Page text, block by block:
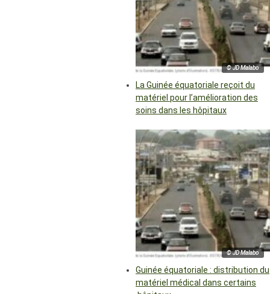
© JD Malabo
La Guinée équatoriale reçoit du
matériel pour l’amélioration des
soins dans les hôpitaux
© JD Malabo
Guinée équatoriale : distribution du
matériel médical dans certains